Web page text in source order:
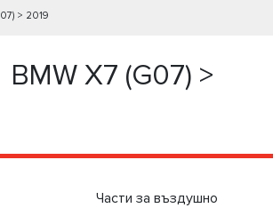
> 2019
BMW X7 (G07) >
Части за въздушно